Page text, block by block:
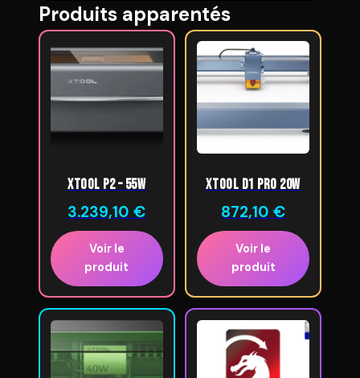
Produits apparentés
xTool P2 – 55W
3.239,10€
Voir le
produit
xTool D1 Pro 20w
872,10€
Voir le
produit